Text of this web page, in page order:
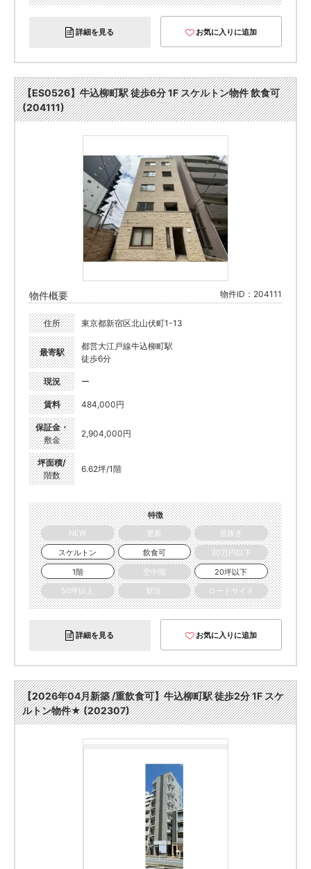
詳細を見る お気に入りに追加
【ES0526】牛込柳町駅 徒歩6分 1F スケルトン物件 飲食可
(204111)
物件概要 物件ID：204111
住所 東京都新宿区北山伏町1-13
最寄駅
都営大江戸線牛込柳町駅
徒歩6分
現況 ー
賃料 484,000円
保証金・
敷金
2,904,000円
坪面積/
階数
6.62坪/1階
特徴
NEW
更新
居抜き
スケルトン
飲食可
30万円以下
1階
空中階
20坪以下
50坪以上
駅近 ロードサイド
詳細を見る お気に入りに追加
【2026年04月新築 /重飲食可】牛込柳町駅 徒歩2分 1F スケ
ルトン物件★ (202307)